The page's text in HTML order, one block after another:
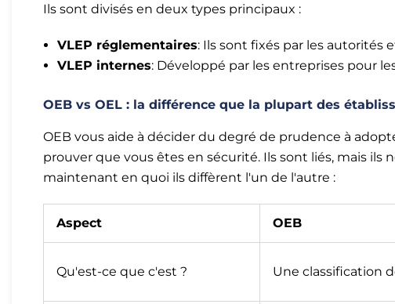
Ils sont divisés en deux types principaux :
VLEP réglementaires: Ils sont fixés par les autorités
VLEP internes: Développé par les entreprises pour
OEB vs OEL : la différence que la plupart des
OEB vous aide à décider du degré de prudence à
prouver que vous êtes en sécurité. Ils sont liés, mais ils
maintenant en quoi ils diffèrent l'un de l'autre :
Aspect OEB
Qu'est-ce que c'est ? Une classification